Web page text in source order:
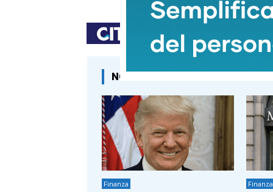
NOTIZIE CORRELATE
Finanza Finanza